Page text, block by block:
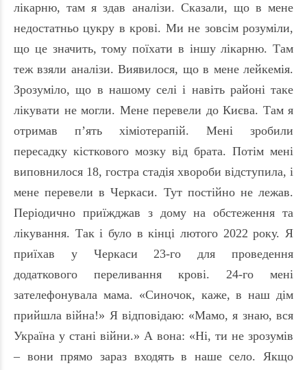
лікарню, там я здав аналізи. Сказали, що в мене
недостатньо цукру в крові. Ми не зовсім розуміли,
що це значить, тому поїхати в іншу лікарню. Там
теж взяли аналізи. Виявилося, що в мене лейкемія.
Зрозуміло, що в нашому селі і навіть районі таке
лікувати не могли. Мене перевели до Києва. Там я
отримав п’ять хіміотерапій. Мені зробили
пересадку кісткового мозку від брата. Потім мені
виповнилося 18, гостра стадія хвороби відступила, і
мене перевели в Черкаси. Тут постійно не лежав.
Періодично приїжджав з дому на обстеження та
лікування. Так і було в кінці лютого 2022 року. Я
приїхав у Черкаси 23-го для проведення
додаткового переливання крові. 24-го мені
зателефонувала мама. «Синочок, каже, в наш дім
прийшла війна!» Я відповідаю: «Мамо, я знаю, вся
Україна у стані війни.» А вона: «Ні, ти не зрозумів
– вони прямо зараз входять в наше село. Якщо